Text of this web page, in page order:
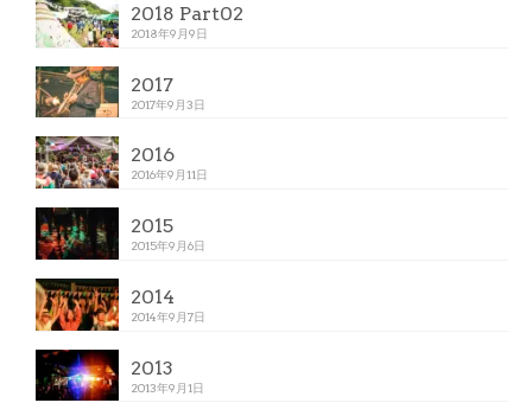
2018 Part02
2018年9月9日
2017
2017年9月3日
2016
2016年9月11日
2015
2015年9月6日
2014
2014年9月7日
2013
2013年9月1日